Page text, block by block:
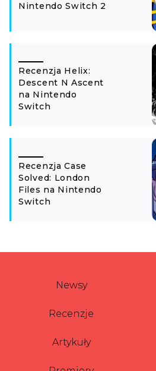
Nintendo Switch 2
Recenzja Helix:
Descent N Ascent
na Nintendo
Switch
Recenzja Case
Solved: London
Files na Nintendo
Switch
Newsy
Recenzje
Artykuły